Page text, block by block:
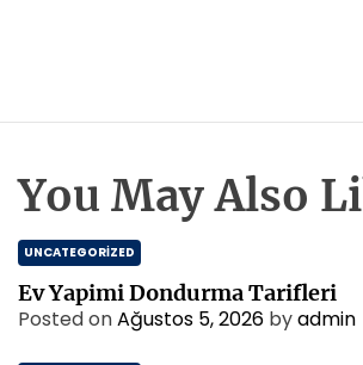
You May Also
UNCATEGORIZED
Ev Yapimi Dondurma Tarifleri
Posted onAğustos 5, 2026 byadmin